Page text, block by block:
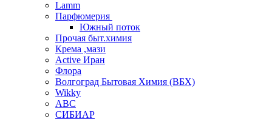
Lamm
Парфюмерия
Южный поток
Прочая быт.химия
Крема ,мази
Аctive Иран
Флора
Волгоград Бытовая Химия (ВБХ)
Wikky
АВС
СИБИАР